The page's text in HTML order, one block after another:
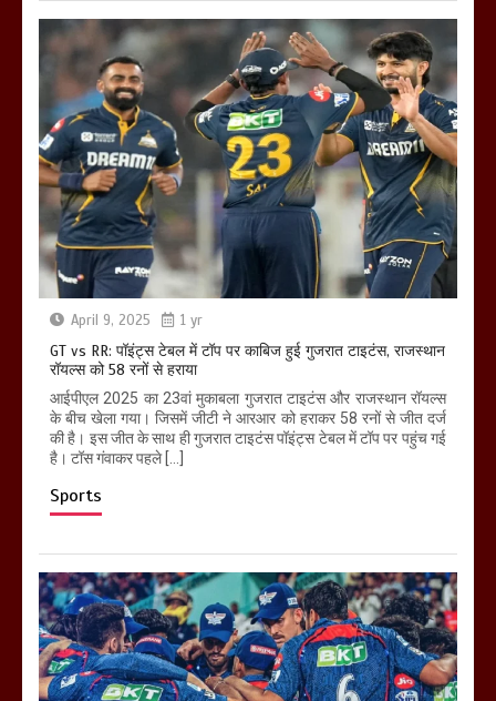
April 9, 2025 1 yr
GT vs RR: पॉइंट्स टेबल में टॉप पर काबिज हुई गुजरात टाइटंस, राजस्थान
रॉयल्स को 58 रनों से हराया
आईपीएल 2025 का 23वां मुकाबला गुजरात टाइटंस और राजस्थान रॉयल्स
के बीच खेला गया। जिसमें जीटी ने आरआर को हराकर 58 रनों से जीत दर्ज
की है। इस जीत के साथ ही गुजरात टाइटंस पॉइंट्स टेबल में टॉप पर पहुंच गई
है। टॉस गंवाकर पहले […]
Sports